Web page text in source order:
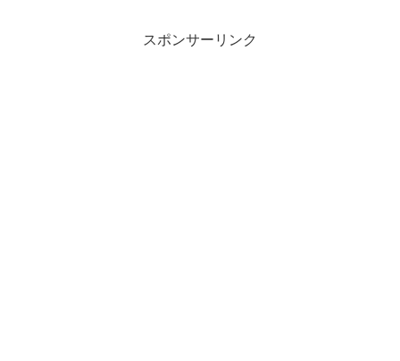
スポンサーリンク